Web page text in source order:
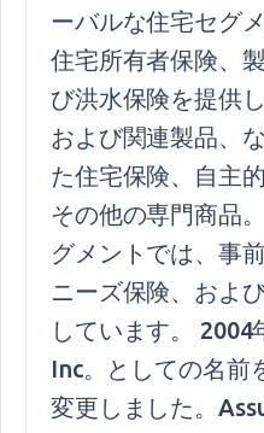
ーバルな住宅セグ
住宅所有者保険、
び洪水保険を提供
および関連製品、
た住宅保険、自主
その他の専門商品
グメントでは、事
ニーズ保険、およ
しています。 2004
Inc。としての名前
変更しました。